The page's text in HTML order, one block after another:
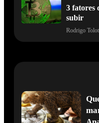
3 fatores
subir
Rodrigo